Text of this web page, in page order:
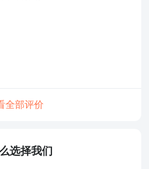
全部评价
选择我们